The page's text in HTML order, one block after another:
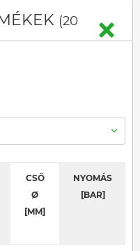
(20
CSŐ
Ø
[MM]
NYOMÁS
[BAR]